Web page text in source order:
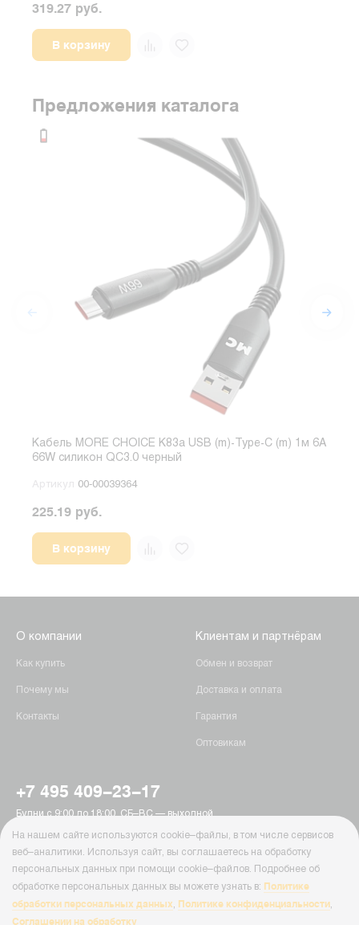
319.27 руб.
В корзину
Предложения каталога
Кабель MORE CHOICE K83a USB (m)-Type-C (m) 1м 6A
66W силикон QC3.0 черный
Артикул 00-00039364
225.19 руб.
В корзину
О компании
Как купить
Почему мы
Контакты
Клиентам и партнёрам
Обмен и возврат
Доставка и оплата
Гарантия
Оптовикам
+7 495 409-23-17
Будни с 9:00 до 18:00, СБ–ВС — выходной
г. Москва, Пятницкое шоссе, 15
info@ab-batteries.ru
© Ab-Batteries, 2026
На нашем сайте используются cookie–файлы, в том числе сервисов
веб–аналитики. Используя сайт, вы соглашаетесь на обработку
персональных данных при помощи cookie–файлов. Подробнее об
обработке персональных данных вы можете узнать в: Политике
обработки персональных данных, Политике конфиденциальности,
Соглашении на обработку